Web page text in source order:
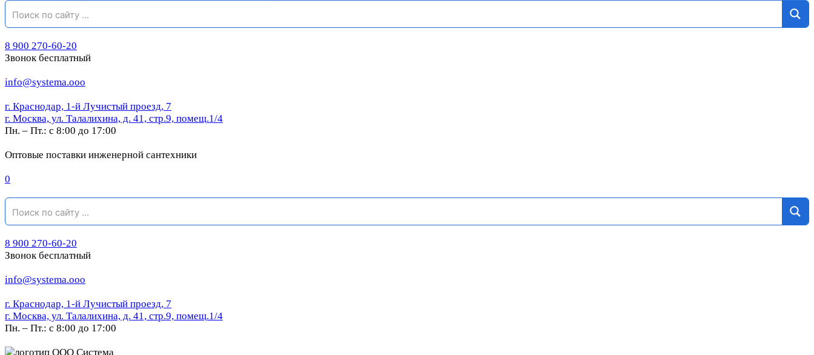
8 900 270-60-20
Звонок бесплатный
info@systema.ooo
г. Краснодар, 1-й Лучистый проезд, 7
г. Москва, ул. Талалихина, д. 41, стр.9, помещ.1/4
Пн. – Пт.: с 8:00 до 17:00
Оптовые поставки инженерной сантехники
0
8 900 270-60-20
Звонок бесплатный
info@systema.ooo
г. Краснодар, 1-й Лучистый проезд, 7
г. Москва, ул. Талалихина, д. 41, стр.9, помещ.1/4
Пн. – Пт.: с 8:00 до 17:00